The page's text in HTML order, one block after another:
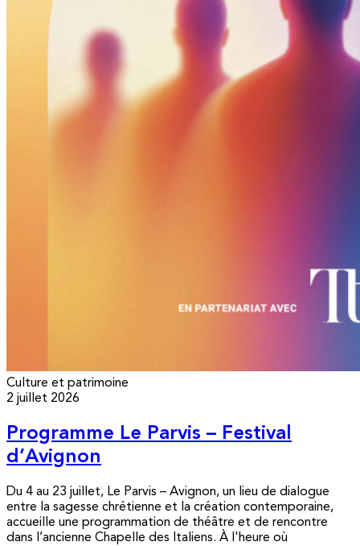
Culture et patrimoine
2 juillet 2026
Programme Le Parvis – Festival
d’Avignon
Du 4 au 23 juillet, Le Parvis – Avignon, un lieu de dialogue
entre la sagesse chrétienne et la création contemporaine,
accueille une programmation de théâtre et de rencontre
dans l’ancienne Chapelle des Italiens. À l'heure où